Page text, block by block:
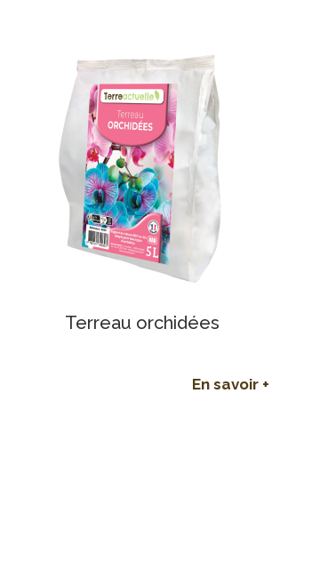
Terreau orchidées
En savoir +